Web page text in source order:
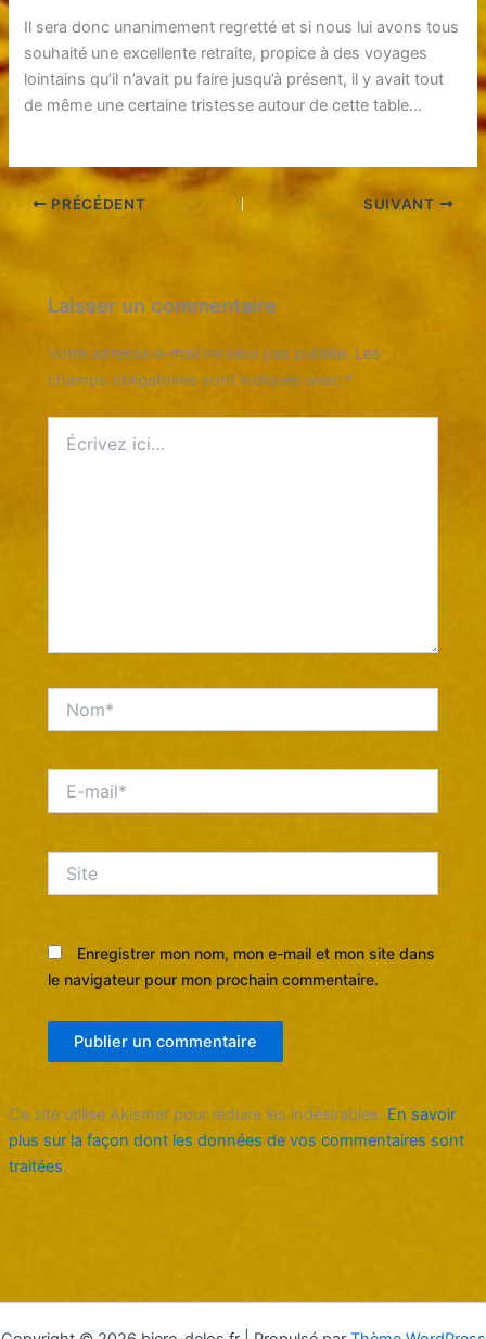
Il sera donc unanimement regretté et si nous lui avons tous
souhaité une excellente retraite, propice à des voyages
lointains qu’il n’avait pu faire jusqu’à présent, il y avait tout
de même une certaine tristesse autour de cette table…
PRÉCÉDENT SUIVANT
Laisser un commentaire
Votre adresse e-mail ne sera pas publiée. Les
champs obligatoires sont indiqués avec *
ici…
mail*
Enregistrer mon nom, mon e-mail et mon site dans
le navigateur pour mon prochain commentaire.
Ce site utilise Akismet pour réduire les indésirables. En savoir
plus sur la façon dont les données de vos commentaires sont
traitées.